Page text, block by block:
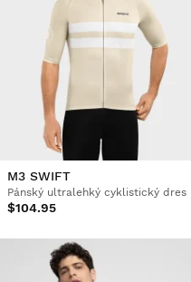
M3 SWIFT
Pánský ultralehký cyklistický dres
$104.95